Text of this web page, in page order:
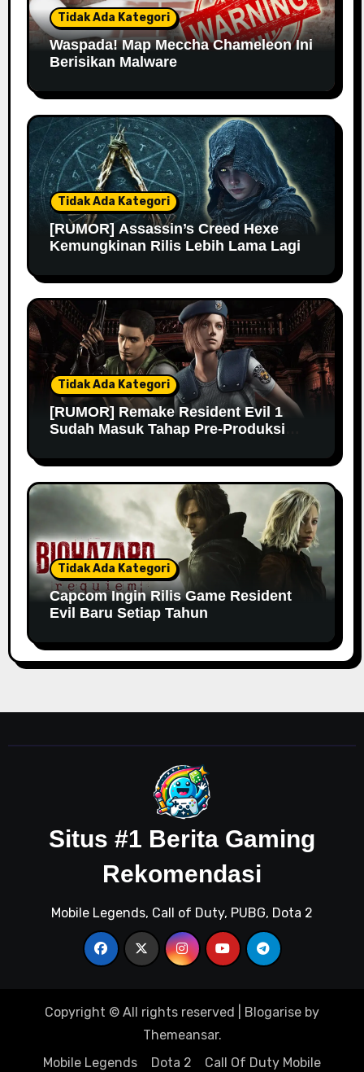
Tidak Ada Kategori
Waspada! Map Meccha Chameleon Ini
Berisikan Malware
Tidak Ada Kategori
[RUMOR] Assassin’s Creed Hexe
Kemungkinan Rilis Lebih Lama Lagi
Tidak Ada Kategori
[RUMOR] Remake Resident Evil 1
Sudah Masuk Tahap Pre-Produksi
Tidak Ada Kategori
Capcom Ingin Rilis Game Resident
Evil Baru Setiap Tahun
Situs #1 Berita Gaming
Rekomendasi
Mobile Legends, Call of Duty, PUBG, Dota 2
Copyright © All rights reserved Blogarise by
Themeansar.
Mobile Legends
Dota 2 Call Of Duty Mobile